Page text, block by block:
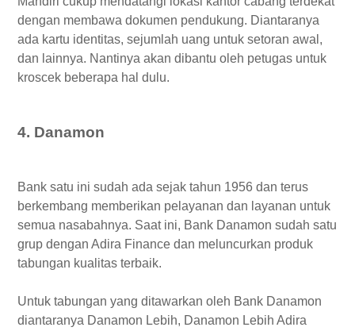
dengan membawa dokumen pendukung. Diantaranya
ada kartu identitas, sejumlah uang untuk setoran awal,
dan lainnya. Nantinya akan dibantu oleh petugas untuk
kroscek beberapa hal dulu.
4. Danamon
Bank satu ini sudah ada sejak tahun 1956 dan terus
berkembang memberikan pelayanan dan layanan untuk
semua nasabahnya. Saat ini, Bank Danamon sudah satu
grup dengan Adira Finance dan meluncurkan produk
tabungan kualitas terbaik.
Untuk tabungan yang ditawarkan oleh Bank Danamon
diantaranya Danamon Lebih, Danamon Lebih Adira